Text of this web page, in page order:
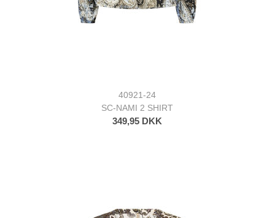
40921-24
SC-NAMI 2 SHIRT
349,95 DKK